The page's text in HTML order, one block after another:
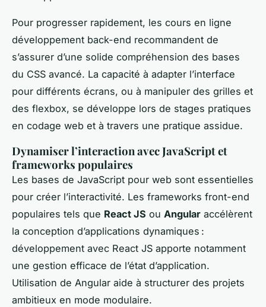
Pour progresser rapidement, les cours en ligne
développement back-end recommandent de
s’assurer d’une solide compréhension des bases
du CSS avancé. La capacité à adapter l’interface
pour différents écrans, ou à manipuler des grilles et
des flexbox, se développe lors de stages pratiques
en codage web et à travers une pratique assidue.
Dynamiser l’interaction avec JavaScript et
frameworks populaires
Les bases de JavaScript pour web sont essentielles
pour créer l’interactivité. Les frameworks front-end
populaires tels que React JS ou Angular accélèrent
la conception d’applications dynamiques :
développement avec React JS apporte notamment
une gestion efficace de l’état d’application.
Utilisation de Angular aide à structurer des projets
ambitieux en mode modulaire.